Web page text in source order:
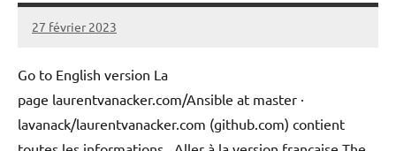
27 février 2023
Laurent
ACKER
Go to English version La
page laurentvanacker.com/Ansible at master ·
lavanack/laurentvanacker.com (github.com) contient